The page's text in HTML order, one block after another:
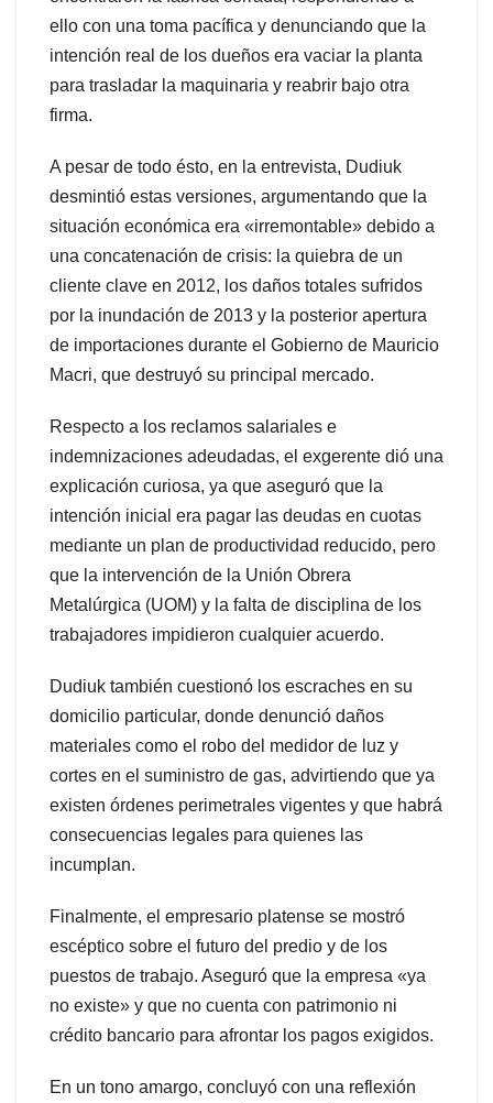
ello con una toma pacífica y denunciando que la
intención real de los dueños era vaciar la planta
para trasladar la maquinaria y reabrir bajo otra
firma.
A pesar de todo ésto, en la entrevista, Dudiuk
desmintió estas versiones, argumentando que la
situación económica era «irremontable» debido a
una concatenación de crisis: la quiebra de un
cliente clave en 2012, los daños totales sufridos
por la inundación de 2013 y la posterior apertura
de importaciones durante el Gobierno de Mauricio
Macri, que destruyó su principal mercado.
Respecto a los reclamos salariales e
indemnizaciones adeudadas, el exgerente dió una
explicación curiosa, ya que aseguró que la
intención inicial era pagar las deudas en cuotas
mediante un plan de productividad reducido, pero
que la intervención de la Unión Obrera
Metalúrgica (UOM) y la falta de disciplina de los
trabajadores impidieron cualquier acuerdo.
Dudiuk también cuestionó los escraches en su
domicilio particular, donde denunció daños
materiales como el robo del medidor de luz y
cortes en el suministro de gas, advirtiendo que ya
existen órdenes perimetrales vigentes y que habrá
consecuencias legales para quienes las
incumplan.
Finalmente, el empresario platense se mostró
escéptico sobre el futuro del predio y de los
puestos de trabajo. Aseguró que la empresa «ya
no existe» y que no cuenta con patrimonio ni
crédito bancario para afrontar los pagos exigidos.
En un tono amargo, concluyó con una reflexión